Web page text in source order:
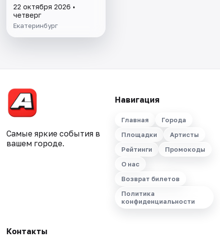
22 октября 2026 •
четверг
Екатеринбург
Самые яркие события в
вашем городе.
Навигация
Главная
Города
Площадки
Артисты
Рейтинги
Промокоды
О нас
Возврат билетов
Политика
конфиденциальности
Контакты